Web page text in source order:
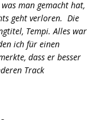
man gemacht hat,
geht verloren. Die
Tempi. Alles war
ich für einen
dass er besser
Track